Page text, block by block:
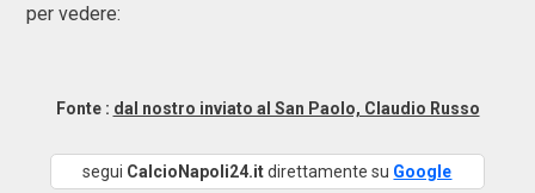
per vedere:
Fonte : dal nostro inviato al San Paolo, Claudio Russo
segui CalcioNapoli24.itdirettamente su Google